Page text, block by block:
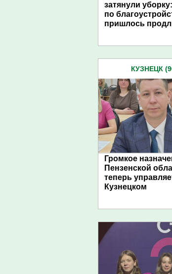
затянули
по
пришлось
КУЗНЕЦК
Громкое
Пензенской
теперь
Кузнецком